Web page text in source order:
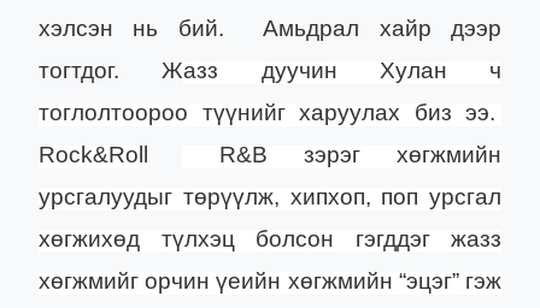
хэлсэн нь бий. Амьдрал хайр дээр
тогтдог. Жазз дуучин Хулан ч
тоглолтоороо түүнийг харуулах биз ээ.
Rock&Roll
R&B зэрэг хөгжмийн
урсгалуудыг төрүүлж, хипхоп, поп урсгал
хөгжихөд түлхэц болсон гэгддэг жазз
хөгжмийг орчин үеийн хөгжмийн “эцэг” гэж